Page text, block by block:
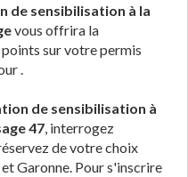
de sensibilisation à la
vous offrira la
sur votre permis
.
de sensibilisation à
47, interrogez
de votre choix
Garonne. Pour s'inscrire